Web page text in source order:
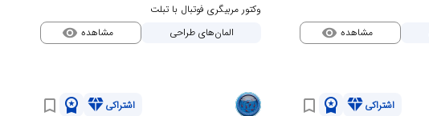
مشاهده visibility
وکتور مربیگری فوتبال با تبلت
المان‌های طراحی
مشاهده visibility
اشتراکیdiamond
workspace_premium
bookmark_border اشتراکیdiamond
workspace_premium
bookmark_border